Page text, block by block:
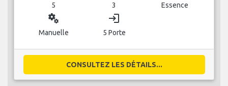
5 3 Essence
miscellaneous_services
Manuelle
login
5 Porte
CONSULTEZ LES DÉTAILS...